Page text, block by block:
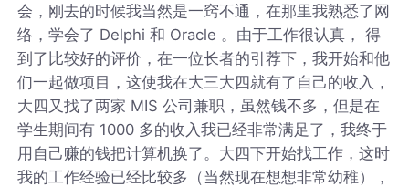
会，刚去的时候我当然是一窍不通，在那里我熟悉了网
络，学会了 Delphi 和 Oracle 。由于工作很认真， 得
到了比较好的评价，在一位长者的引荐下，我开始和他
们一起做项目，这使我在大三大四就有了自己的收入，
大四又找了两家 MIS 公司兼职，虽然钱不多，但是在
学生期间有 1000 多的收入我已经非常满足了，我终于
用自己赚的钱把计算机换了。大四下开始找工作，这时
我的工作经验已经比较多（当然现在想想非常幼稚），